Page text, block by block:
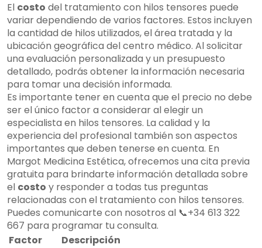
El costo del tratamiento con hilos tensores puede
variar dependiendo de varios factores. Estos incluyen
la cantidad de hilos utilizados, el área tratada y la
ubicación geográfica del centro médico. Al solicitar
una evaluación personalizada y un presupuesto
detallado, podrás obtener la información necesaria
para tomar una decisión informada.
Es importante tener en cuenta que el precio no debe
ser el único factor a considerar al elegir un
especialista en hilos tensores. La calidad y la
experiencia del profesional también son aspectos
importantes que deben tenerse en cuenta. En
Margot Medicina Estética, ofrecemos una cita previa
gratuita para brindarte información detallada sobre
el costo y responder a todas tus preguntas
relacionadas con el tratamiento con hilos tensores.
Puedes comunicarte con nosotros al 📞+34 613 322
667 para programar tu consulta.
Factor
Descripción